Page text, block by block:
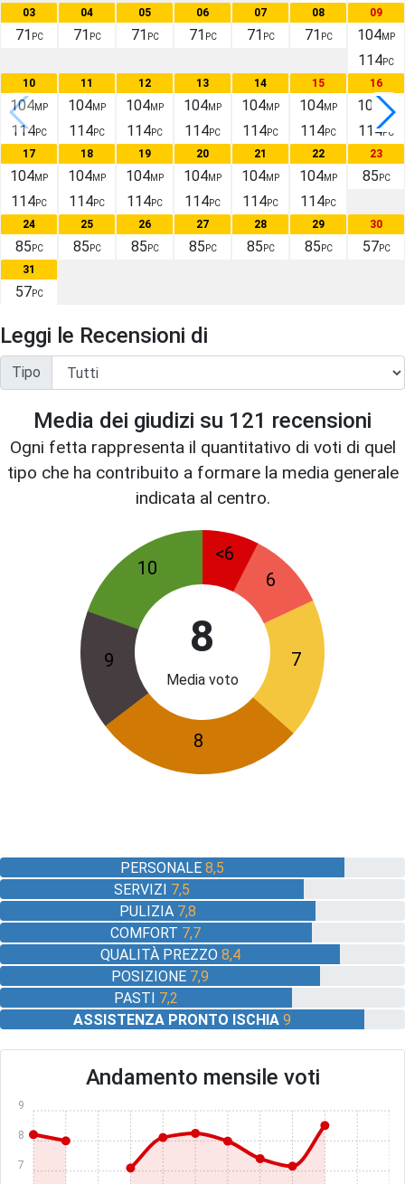
03
71 PC
04
71 PC
05
71 PC
06
71 PC
07
71 PC
08
71 PC
09
104MP
114PC
10
104MP
114PC
11
104MP
114PC
12
104MP
114PC
13
104MP
114PC
14
104MP
114PC
15
104MP
114PC
16
104MP
114PC
17
104MP
114PC
18
104MP
114PC
19
104MP
114PC
20
104MP
114PC
21
104MP
114PC
22
104MP
114PC
23
85 PC
24
85 PC
25
85 PC
26
85 PC
27
85 PC
28
85 PC
29
85 PC
30
57 PC
31
57 PC
Leggi le Recensioni di
Tipo
Media dei giudizi su 121 recensioni
Ogni fetta rappresenta il quantitativo di voti di quel
tipo che ha contribuito a formare la media generale
indicata al centro.
8
Media voto
<6
6
7
8
9
10
PERSONALE 8,5
SERVIZI 7,5
PULIZIA 7,8
COMFORT 7,7
QUALITÀ PREZZO 8,4
POSIZIONE 7,9
PASTI 7,2
ASSISTENZA PRONTO ISCHIA 9
Andamento mensile voti
7
8
9